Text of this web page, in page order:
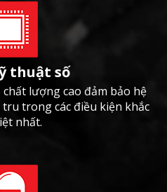
thuật số
lượng cao đảm bảo hệ
trong các điều kiện khắc
nhất.